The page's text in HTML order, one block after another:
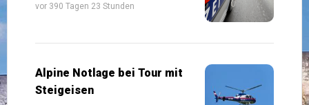
vor 390 Tagen 23 Stunden
Alpine Notlage bei Tour mit
Steigeisen